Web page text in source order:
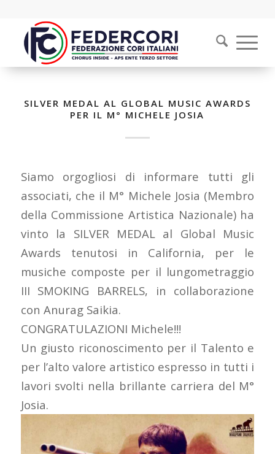
SILVER MEDAL AL GLOBAL MUSIC AWARDS
PER IL M° MICHELE JOSIA
Siamo orgogliosi di informare tutti gli
associati, che il M° Michele Josia (Membro
della Commissione Artistica Nazionale) ha
vinto la SILVER MEDAL al Global Music
Awards tenutosi in California, per le
musiche composte per il lungometraggio
III SMOKING BARRELS, in collaborazione
con Anurag Saikia.
CONGRATULAZIONI Michele!!!
Un giusto riconoscimento per il Talento e
per l’alto valore artistico espresso in tutti i
lavori svolti nella brillante carriera del M°
Josia.